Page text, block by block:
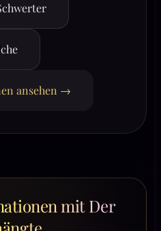
ansehen →
mit Der